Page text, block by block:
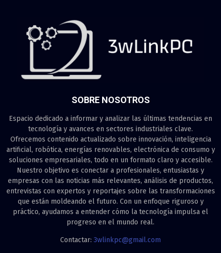
SOBRE NOSOTROS
Espacio dedicado a informar y analizar las últimas tendencias en
tecnología y avances en sectores industriales clave.
Ofrecemos contenido actualizado sobre innovación, inteligencia
artificial, robótica, energías renovables, electrónica de consumo y
soluciones empresariales, todo en un formato claro y accesible.
Nuestro objetivo es conectar a profesionales, entusiastas y
empresas con las noticias más relevantes, análisis de productos,
entrevistas con expertos y reportajes sobre las transformaciones
que están moldeando el futuro. Con un enfoque riguroso y
práctico, ayudamos a entender cómo la tecnología impulsa el
progreso en el mundo real.
Contactar: 3wlinkpc@gmail.com